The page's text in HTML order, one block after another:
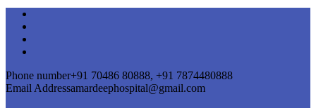
Phone number+91 70486 80888, +91 7874480888
Email Addressamardeephospital@gmail.com